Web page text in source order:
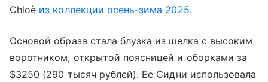
Chloè из коллекции осень-зима 2025.
Основой образа стала блузка из шелка с высоким
воротником, открытой поясницей и оборками за
$3250 (290 тысяч рублей). Ее Сидни использовала